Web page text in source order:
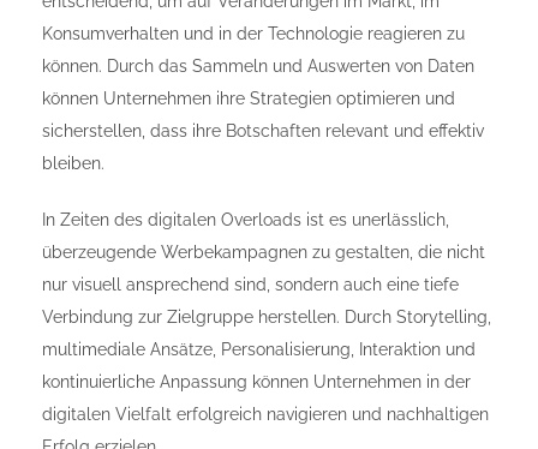
Konsumverhalten und in der Technologie reagieren zu
können. Durch das Sammeln und Auswerten von Daten
können Unternehmen ihre Strategien optimieren und
sicherstellen, dass ihre Botschaften relevant und effektiv
bleiben.
In Zeiten des digitalen Overloads ist es unerlässlich,
überzeugende Werbekampagnen zu gestalten, die nicht
nur visuell ansprechend sind, sondern auch eine tiefe
Verbindung zur Zielgruppe herstellen. Durch Storytelling,
multimediale Ansätze, Personalisierung, Interaktion und
kontinuierliche Anpassung können Unternehmen in der
digitalen Vielfalt erfolgreich navigieren und nachhaltigen